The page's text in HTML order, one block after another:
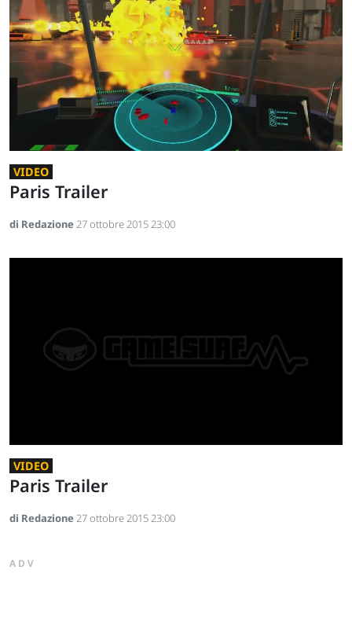
VIDEO
Paris Trailer
di Redazione 27 ottobre 2015 23:00
VIDEO
Paris Trailer
di Redazione27 ottobre 2015 23:00
ADV